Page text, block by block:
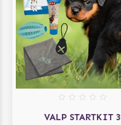
VALP STARTKIT 3